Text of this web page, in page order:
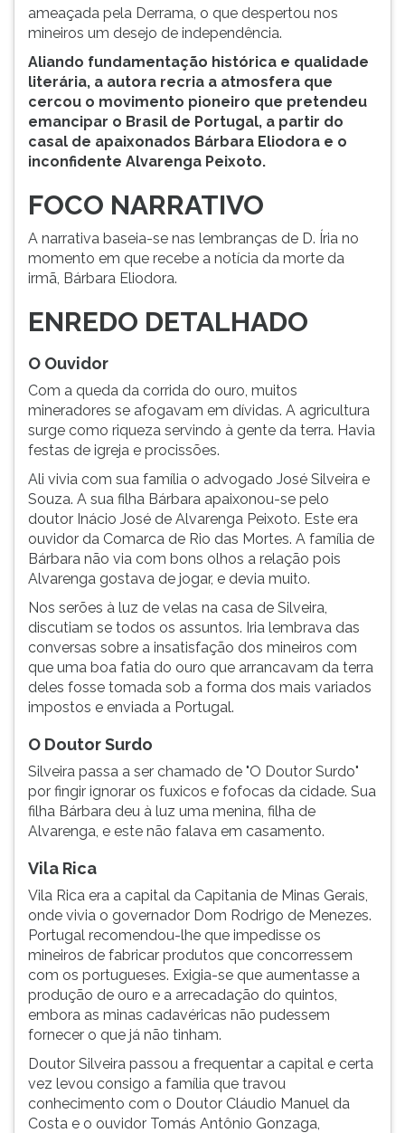
ameaçada pela Derrama, o que despertou nos
mineiros um desejo de independência.
Aliando fundamentação histórica e qualidade
literária, a autora recria a atmosfera que
cercou o movimento pioneiro que pretendeu
emancipar o Brasil de Portugal, a partir do
casal de apaixonados Bárbara Eliodora e o
inconfidente Alvarenga Peixoto.
FOCO NARRATIVO
A narrativa baseia-se nas lembranças de D. Íria no
momento em que recebe a notícia da morte da
irmã, Bárbara Eliodora.
ENREDO DETALHADO
O Ouvidor
Com a queda da corrida do ouro, muitos
mineradores se afogavam em dívidas. A agricultura
surge como riqueza servindo à gente da terra. Havia
festas de igreja e procissões.
Ali vivia com sua família o advogado José Silveira e
Souza. A sua filha Bárbara apaixonou-se pelo
doutor Inácio José de Alvarenga Peixoto. Este era
ouvidor da Comarca de Rio das Mortes. A família de
Bárbara não via com bons olhos a relação pois
Alvarenga gostava de jogar, e devia muito.
Nos serões à luz de velas na casa de Silveira,
discutiam se todos os assuntos. Iria lembrava das
conversas sobre a insatisfação dos mineiros com
que uma boa fatia do ouro que arrancavam da terra
deles fosse tomada sob a forma dos mais variados
impostos e enviada a Portugal.
O Doutor Surdo
Silveira passa a ser chamado de "O Doutor Surdo"
por fingir ignorar os fuxicos e fofocas da cidade. Sua
filha Bárbara deu à luz uma menina, filha de
Alvarenga, e este não falava em casamento.
Vila Rica
Vila Rica era a capital da Capitania de Minas Gerais,
onde vivia o governador Dom Rodrigo de Menezes.
Portugal recomendou-lhe que impedisse os
mineiros de fabricar produtos que concorressem
com os portugueses. Exigia-se que aumentasse a
produção de ouro e a arrecadação do quintos,
embora as minas cadavéricas não pudessem
fornecer o que já não tinham.
Doutor Silveira passou a frequentar a capital e certa
vez levou consigo a família que travou
conhecimento com o Doutor Cláudio Manuel da
Costa e o ouvidor Tomás Antônio Gonzaga,